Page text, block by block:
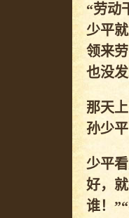
“劳动
少平
领来
也没
那天
孙少
少平
好，
谁！